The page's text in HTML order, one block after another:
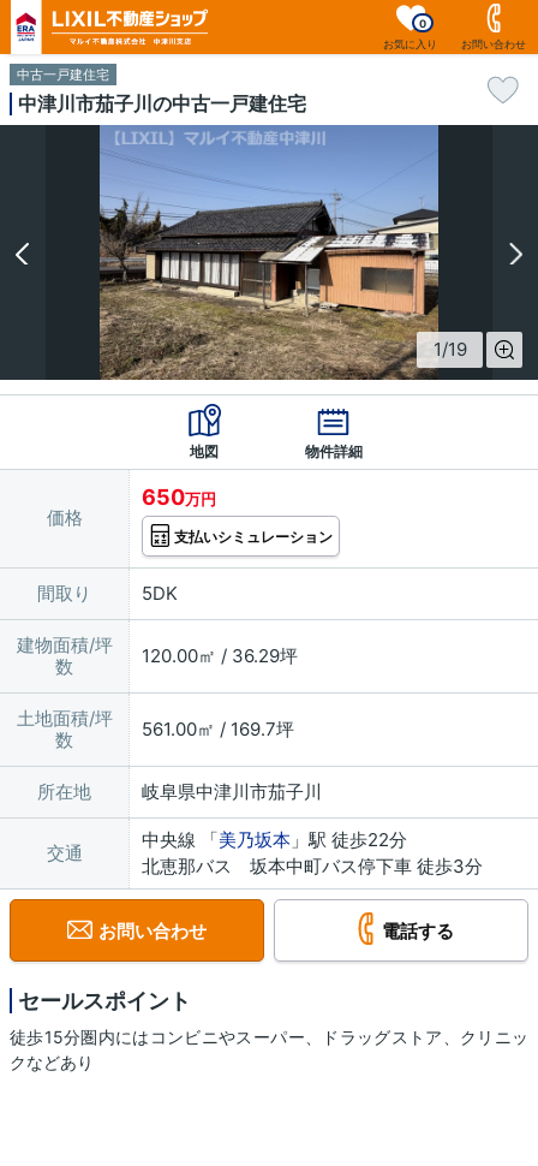
お気に入り
0
お問い合わせ
中古一戸建住宅
中津川市茄子川の中古一戸建住宅
1/19
地図 物件詳細
価格
650万円
支払いシミュレーション
間取り 5DK
建物面積/坪
数
120.00㎡ / 36.29坪
土地面積/坪
数
561.00㎡ / 169.7坪
所在地 岐阜県中津川市茄子川
交通
中央線 「美乃坂本 」駅 徒歩22分
北恵那バス 坂本中町バス停下車 徒歩3分
お問い合わせ 電話する
セールスポイント
徒歩15分圏内にはコンビニやスーパー、ドラッグストア、クリニッ
クなどあり